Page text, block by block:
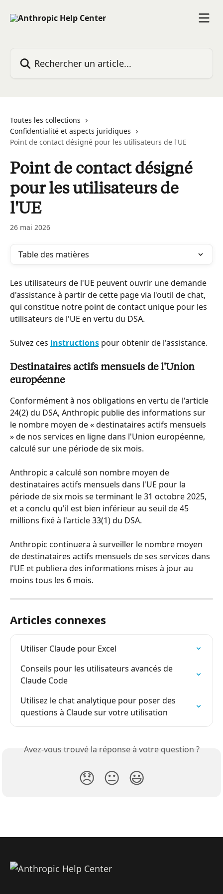
Toutes les collections
Confidentialité et aspects juridiques
Point de contact désigné pour les utilisateurs de l'UE
Point de contact désigné
pour les utilisateurs de
l'UE
26 mai 2026
Table des matières
Les utilisateurs de l'UE peuvent ouvrir une demande
d'assistance à partir de cette page via l'outil de chat,
qui constitue notre point de contact unique pour les
utilisateurs de l'UE en vertu du DSA.
Suivez ces instructions pour obtenir de l'assistance.
Destinataires actifs mensuels de l'Union
européenne
Conformément à nos obligations en vertu de l'article
24(2) du DSA, Anthropic publie des informations sur
le nombre moyen de « destinataires actifs mensuels
» de nos services en ligne dans l'Union européenne,
calculé sur une période de six mois.
Anthropic a calculé son nombre moyen de
destinataires actifs mensuels dans l'UE pour la
période de six mois se terminant le 31 octobre 2025,
et a conclu qu'il est bien inférieur au seuil de 45
millions fixé à l'article 33(1) du DSA.
Anthropic continuera à surveiller le nombre moyen
de destinataires actifs mensuels de ses services dans
l'UE et publiera des informations mises à jour au
moins tous les 6 mois.
Articles connexes
Utiliser Claude pour Excel
Conseils pour les utilisateurs avancés de
Claude Code
Utilisez le chat analytique pour poser des
questions à Claude sur votre utilisation
Avez-vous trouvé la réponse à votre question ?
😞 😐 😃